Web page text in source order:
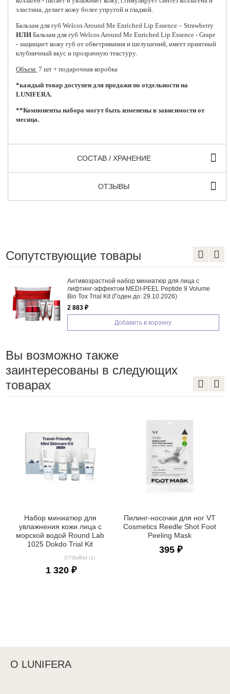
эластина, делает кожу более упругой и гладкой.
Бальзам для губ Welcos Around Me Enriched Lip Essence – Strawberry
ИЛИ Бальзам для губ Welcos Around Me Enriched Lip Essence - Grape
- защищает кожу губ от обветривания и шелушений, имеет приятный
клубничный вкус и прозрачную текстуру.
Объем: 7 шт + подарочная коробка
*каждый товар доступен для продажи по отдельности на
LUNIFERA.
**Компоненты набора могут быть изменены в зависимости от
месяца.
СОСТАВ / ХРАНЕНИЕ
ОТЗЫВЫ
Сопутствующие товары
PEEL Peptide 9 Volume
29.10.2026)
в корзину
Смягчающий ламеллярный
Urea Foot Cream
720 ₽
Добавить в
Вы возможно также
заинтересованы в следующих
товарах
Набор миниатюр для
увлажнения кожи лица с
морской водой Round Lab
1025 Dokdo Trial Kit
ОТЗЫВЫ (1)
1 320 ₽
Пилинг-носочки для ног VT
Cosmetics Reedle Shot Foot
Peeling Mask
395 ₽
О LUNIFERA